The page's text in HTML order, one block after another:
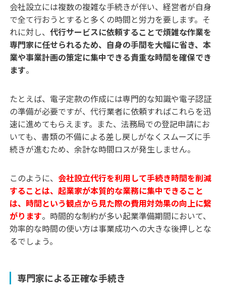
会社設立には複数の複雑な手続きが伴い、経営者が自身
で全て行おうとすると多くの時間と労力を要します。そ
れに対し、代行サービスに依頼することで煩雑な作業を
専門家に任せられるため、自身の手間を大幅に省き、本
業や事業計画の策定に集中できる貴重な時間を確保でき
ます。
たとえば、電子定款の作成には専門的な知識や電子認証
の準備が必要ですが、代行業者に依頼すればこれらを迅
速に進めてもらえます。また、法務局での登記申請にお
いても、書類の不備による差し戻しがなくスムーズに手
続きが進むため、余計な時間ロスが発生しません。
このように、 会社設立代行を利用して手続き時間を削減
することは、起業家が本質的な業務に集中できること
は、時間という観点から見た際の費用対効果の向上に繋
がります。時間的な制約が多い起業準備期間において、
効率的な時間の使い方は事業成功への大きな後押しとな
るでしょう。
専門家による正確な手続き